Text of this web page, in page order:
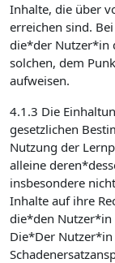
Inhalte, die über
erreichen sind.
die*der Nutzer*in
solchen, dem
aufweisen.
4.1.3 Die
gesetzlichen
Nutzung der
alleine
insbesondere
Inhalte auf ihre
die*den Nutzer*in
Die*Der